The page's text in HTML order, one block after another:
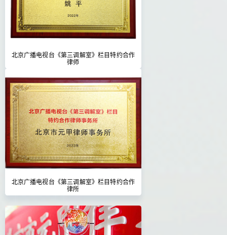
北京广播电视台《第三调解室》栏目特约合作
律师
北京广播电视台《第三调解室》栏目特约合作
律所